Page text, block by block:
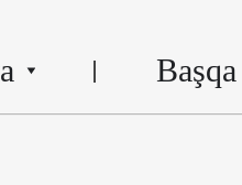
Başqa